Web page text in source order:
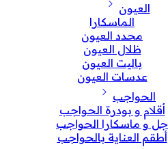
العيون
الماسكارا
محدد العيون
ظلال العيون
باليت العيون
عدسات العيون
الحواجب
أقلام و بودرة الحواجب
جل و ماسكارا الحواجب
أطقم العناية بالحواجب